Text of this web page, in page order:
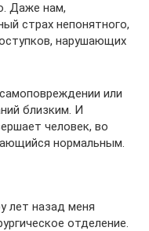
Даже нам,
страх непонятного,
нарушающих
или
близким. И
человек, во
­нормальным.
лет назад меня
отделение.